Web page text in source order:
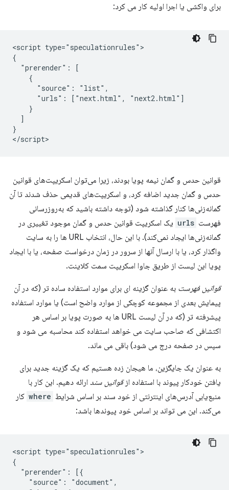
برای واکشی یا اجرا اولیه کار می کرد:
<script type="speculationrules">
{
  "prerender": [
    {
      "source": "list",
      "urls": ["next.html", "next2.html"]
    }
  ]
}
قوانین حدس و گمان نیمه پویا بودند، زیرا می‌توان اسکریپت‌های قوانین
حدس و گمان جدید اضافه کرد، و اسکریپت‌های قدیمی حذف شدند تا آن
گمانه‌زنی‌ها کنار گذاشته شود (توجه داشته باشید که به‌روزرسانی
فهرست urls یک اسکریپت قوانین حدس و گمان موجود تغییری در
گمانه‌زنی‌ها ایجاد نمی‌کند). با این حال، انتخاب URL ها را به سایت
واگذار کرد، یا با ارسال آنها از سرور در زمان درخواست صفحه، یا با ایجاد
پویا این لیست از طریق جاوا اسکریپت سمت کلاینت.
قوانین فهرست به عنوان گزینه ای برای موارد استفاده ساده تر (که در آن
پیمایش بعدی از مجموعه کوچکی از موارد واضح است) یا موارد استفاده
پیشرفته تر (که در آن لیست URL ها به صورت پویا بر اساس هر
اکتشافی که صاحب سایت می خواهد استفاده کند محاسبه می شود و
سپس در صفحه درج می شود) باقی می ماند.
به عنوان یک جایگزین، ما هیجان زده هستیم که یک گزینه جدید برای
یافتن خودکار پیوند با استفاده ازقوانین سند ارائه دهیم. این کار با
منبع‌یابی آدرس‌های اینترنتی از خود سند بر اساس شرایط where کار
می‌کند. این می تواند بر اساس خود پیوندها باشد:
<script type="speculationrules">
{
  "prerender": [{
    "source": "document",